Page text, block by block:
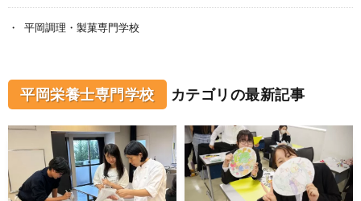
平岡調理・製菓専門学校
平岡栄養士専門学校 カテゴリの最新記事